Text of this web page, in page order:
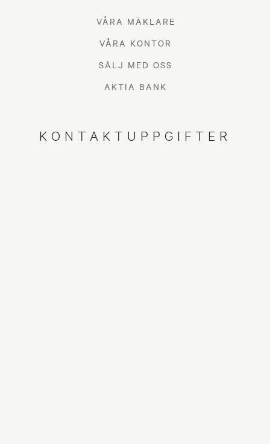
VÅRA MÄKLARE
VÅRA KONTOR
SÄLJ MED OSS
AKTIA BANK
KONTAKTUPPGIFTER